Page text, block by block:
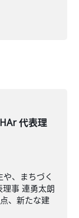
代表理
、まちづく
理事 連勇太朗
、新たな建